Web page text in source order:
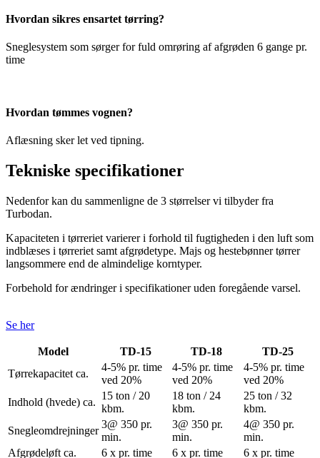
Hvordan sikres ensartet tørring?
Sneglesystem som sørger for fuld omrøring af afgrøden 6 gange pr.
time
Hvordan tømmes vognen?
Aflæsning sker let ved tipning.
Tekniske specifikationer
Nedenfor kan du sammenligne de 3 størrelser vi tilbyder fra
Turbodan.
Kapaciteten i tørreriet varierer i forhold til fugtigheden i den luft som
indblæses i tørreriet samt afgrødetype. Majs og hestebønner tørrer
langsommere end de almindelige korntyper.
Forbehold for ændringer i specifikationer uden foregående varsel.
Se her
Model TD-15 TD-18
TD-25
Tørrekapacitet ca.
4-5% pr. time
ved 20%
4-5% pr. time
ved 20%
4-5% pr. time
ved 20%
Indhold (hvede) ca.
15 ton / 20
kbm.
18 ton / 24
kbm.
25 ton / 32
kbm.
Snegleomdrejninger
3@ 350 pr.
min.
3@ 350 pr.
min.
4@ 350 pr.
min.
Afgrødeløft ca.
6 x pr. time 6 x pr. time
6 x pr. time